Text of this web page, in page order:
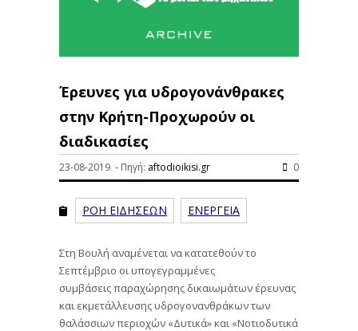
Έρευνες για υδρογονάνθρακες
στην Κρήτη-Προχωρούν οι
διαδικασίες
23-08-2019 - Πηγή: aftodioikisi.gr 0
ΡΟΗ ΕΙΔΗΣΕΩΝ ΕΝΕΡΓΕΙΑ
Στη Βουλή αναμένεται να κατατεθούν το
Σεπτέμβριο οι υπογεγραμμένες
συμβάσεις παραχώρησης δικαιωμάτων έρευνας
και εκμετάλλευσης υδρογονανθράκων των
θαλάσσιων περιοχών «Δυτικά» και «Νοτιοδυτικά